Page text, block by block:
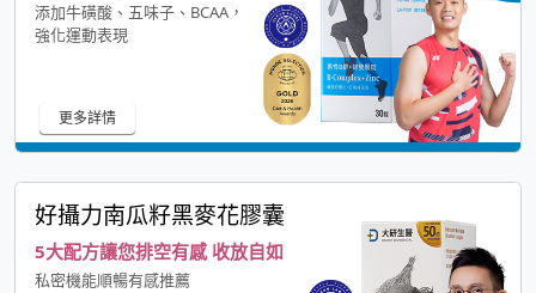
添加牛磺酸、五味子、BCAA，
強化運動表現
更多詳情
好攝力南瓜籽黑麥花膠囊
5大配方讓您排空有感 收放自如
私密機能順暢有感推薦